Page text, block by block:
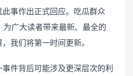
事作出正式回应。吃瓜群众
广大读者带来最新、最全的
我们将第一时间更新。
件背后可能涉及更深层次的利